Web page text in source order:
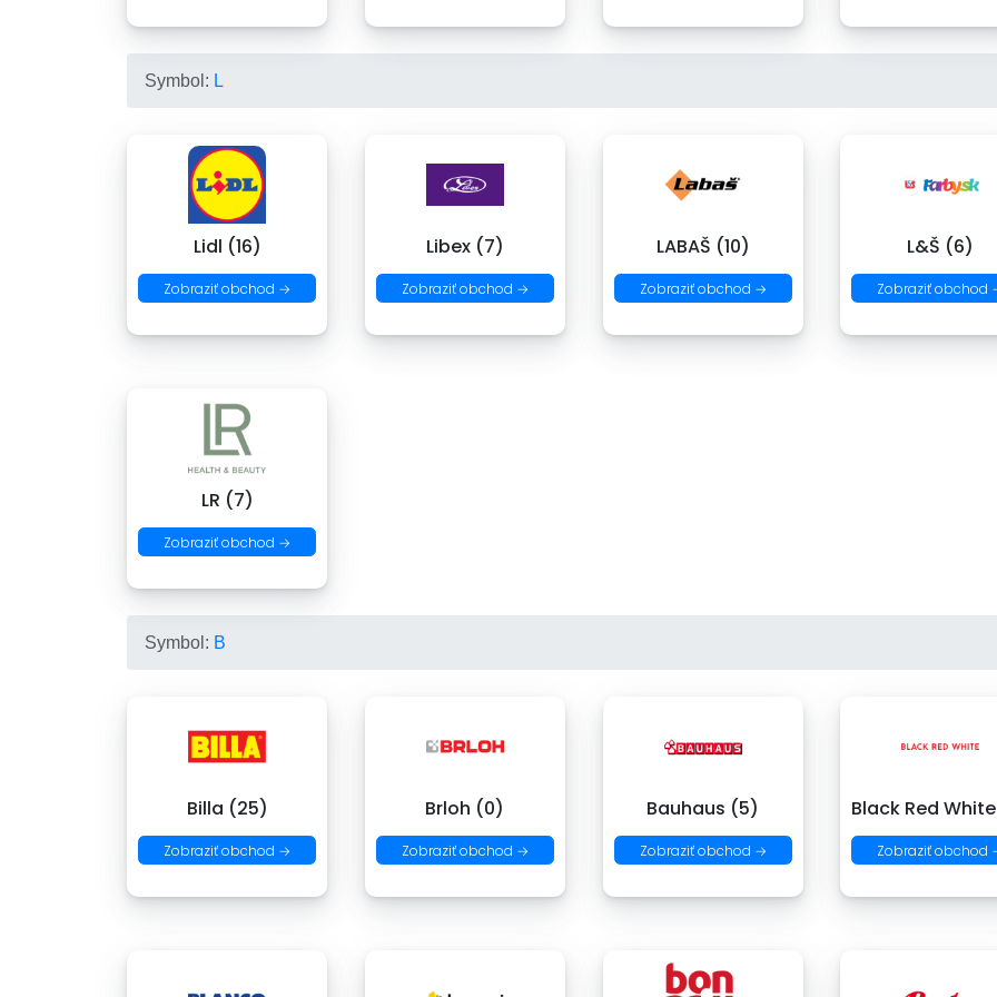
Symbol: L
Lidl (16)
Zobraziť obchod →
Libex (7)
Zobraziť obchod →
LABAŠ (10)
Zobraziť obchod →
L&Š (6)
Zobraziť obchod
LR (7)
Zobraziť obchod →
Symbol: B
Billa (25)
Zobraziť obchod →
Brloh (0)
Zobraziť obchod →
Bauhaus (5)
Zobraziť obchod →
Black Red
Zobraziť obchod